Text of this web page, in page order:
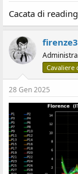
Cacata di
firenze3
Cavaliere
28 Gen 2025